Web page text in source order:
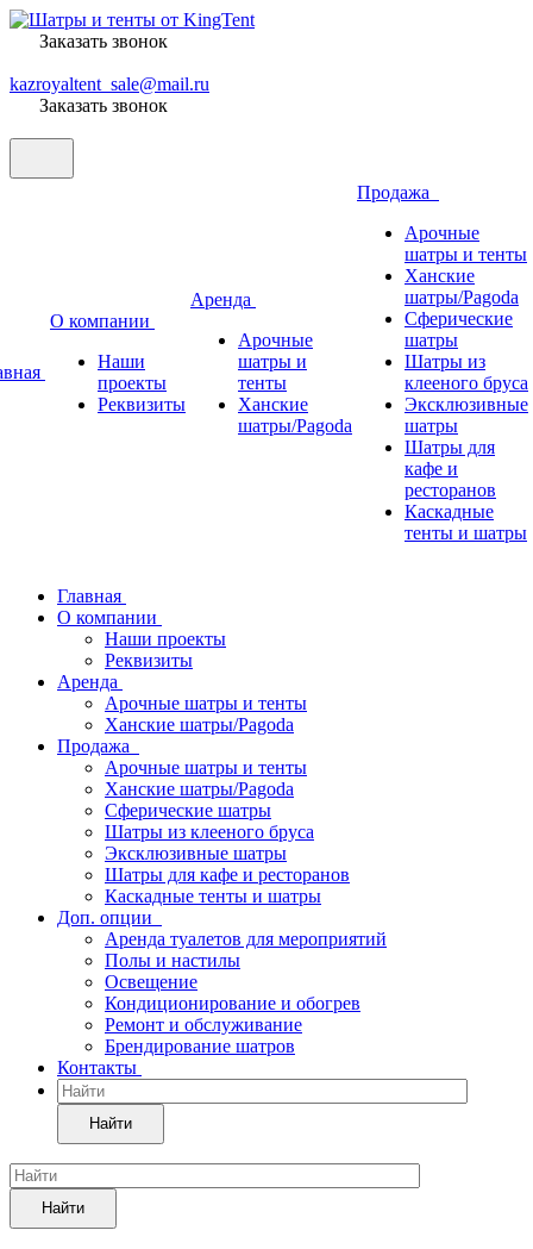
Заказать звонок
kazroyaltent_sale@mail.ru
Заказать звонок
О компании
Наши
проекты
Реквизиты
Аренда
Арочные
шатры и
тенты
Ханские
шатры/Pagoda
Продажа
Арочные
шатры и тенты
Ханские
шатры/Pagoda
Сферические
шатры
Шатры из
клееного бруса
Эксклюзивные
шатры
Шатры для
кафе и
ресторанов
Каскадные
тенты и шатры
Главная
О компании
Наши проекты
Реквизиты
Аренда
Арочные шатры и тенты
Ханские шатры/Pagoda
Продажа
Арочные шатры и тенты
Ханские шатры/Pagoda
Сферические шатры
Шатры из клееного бруса
Эксклюзивные шатры
Шатры для кафе и ресторанов
Каскадные тенты и шатры
Доп. опции
Аренда туалетов для мероприятий
Полы и настилы
Освещение
Кондиционирование и обогрев
Ремонт и обслуживание
Брендирование шатров
Контакты
Найти
Найти